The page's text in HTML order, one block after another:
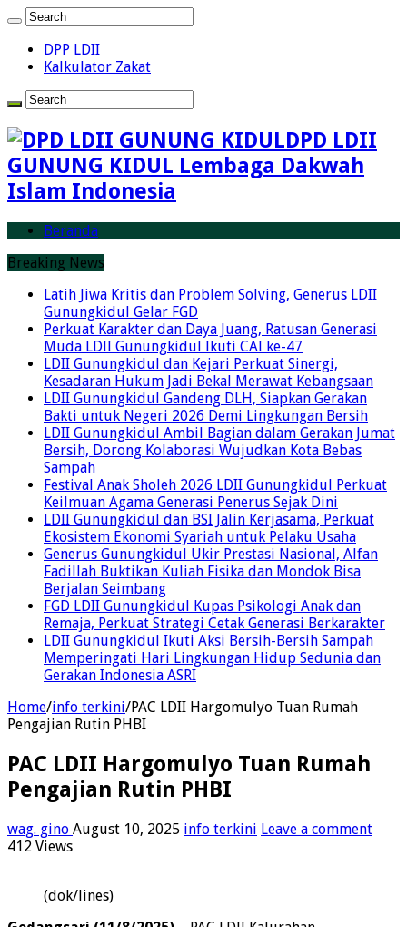
DPP LDII
Kalkulator Zakat
DPD LDII
GUNUNG KIDUL Lembaga Dakwah
Islam Indonesia
Beranda
Breaking News
Latih Jiwa Kritis dan Problem Solving, Generus LDII
Gunungkidul Gelar FGD
Perkuat Karakter dan Daya Juang, Ratusan Generasi
Muda LDII Gunungkidul Ikuti CAI ke-47
LDII Gunungkidul dan Kejari Perkuat Sinergi,
Kesadaran Hukum Jadi Bekal Merawat Kebangsaan
LDII Gunungkidul Gandeng DLH, Siapkan Gerakan
Bakti untuk Negeri 2026 Demi Lingkungan Bersih
LDII Gunungkidul Ambil Bagian dalam Gerakan Jumat
Bersih, Dorong Kolaborasi Wujudkan Kota Bebas
Sampah
Festival Anak Sholeh 2026 LDII Gunungkidul Perkuat
Keilmuan Agama Generasi Penerus Sejak Dini
LDII Gunungkidul dan BSI Jalin Kerjasama, Perkuat
Ekosistem Ekonomi Syariah untuk Pelaku Usaha
Generus Gunungkidul Ukir Prestasi Nasional, Alfan
Fadillah Buktikan Kuliah Fisika dan Mondok Bisa
Berjalan Seimbang
FGD LDII Gunungkidul Kupas Psikologi Anak dan
Remaja, Perkuat Strategi Cetak Generasi Berkarakter
LDII Gunungkidul Ikuti Aksi Bersih-Bersih Sampah
Memperingati Hari Lingkungan Hidup Sedunia dan
Gerakan Indonesia ASRI
Home/info terkini/PAC LDII Hargomulyo Tuan Rumah
Pengajian Rutin PHBI
PAC LDII Hargomulyo Tuan Rumah
Pengajian Rutin PHBI
wag. gino August 10, 2025 info terkini Leave a comment
412 Views
(dok/lines)